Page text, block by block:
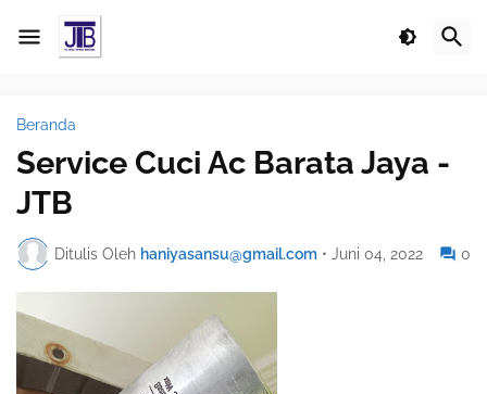
Beranda
Service Cuci Ac Barata Jaya -
JTB
Ditulis Oleh haniyasansu@gmail.com • Juni 04, 2022 0